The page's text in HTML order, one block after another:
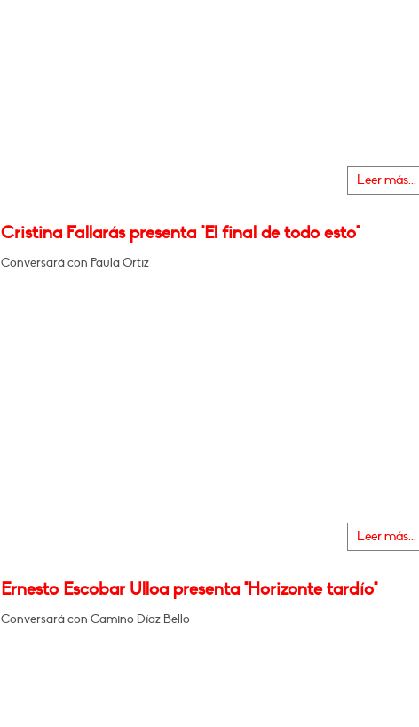
Leer más...
Cristina Fallarás presenta "El final de todo esto"
Conversará con Paula Ortiz
Leer más...
Ernesto Escobar Ulloa presenta "Horizonte tardío"
Conversará con Camino Díaz Bello